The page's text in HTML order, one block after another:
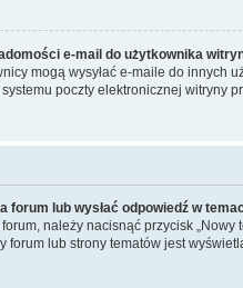
e-mail do użytkownika
mogą wysyłać e-maile do innych
poczty elektronicznej witryny
forum lub wysłać odpowiedź w
należy nacisnąć przycisk
forum lub strony tematów jest